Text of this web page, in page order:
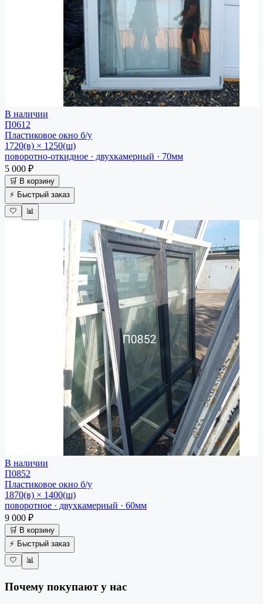
В наличии
П0612
Пластиковое окно б/у
1720(в) × 1250(ш)
поворотно-откидное · двухкамерный · 70мм
5 000 ₽
🛒 В корзину
⚡ Быстрый заказ
🤍
📊
В наличии
П0852
Пластиковое окно б/у
1870(в) × 1400(ш)
поворотное · двухкамерный · 60мм
9 000 ₽
🛒 В корзину
⚡ Быстрый заказ
🤍
📊
Почему покупают у нас